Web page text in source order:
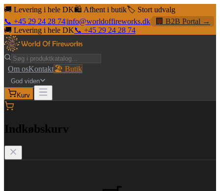
🚚 Levering i hele DK🛍️ Afhent i butik🏷️ Stort udvalg
📞 +45 29 24 28 74|info@worldoffireworks.dk|
🏢 B2B Portal →
🚚 Levering i hele DK📞 +45 29 24 28 74
Om osKontakt🏖️ Butik
God viden
Kurv
Indkøbskurv